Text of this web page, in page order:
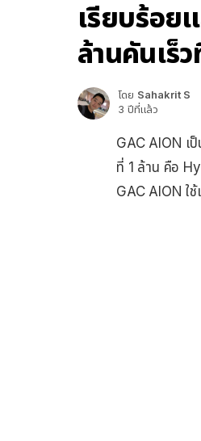
เรียบร้อย
ล้านคันเร็
โดย Sahakrit S
3 ปีที่แล้ว
GAC AION เ
ที่ 1 ล้าน คือ
GAC AION ใ